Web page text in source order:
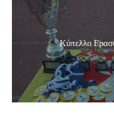
Κύπελλο